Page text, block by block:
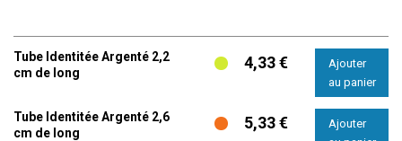
Tube Identitée Argenté 2,2
cm de long
4,33 €
Tube Identitée Argenté 2,6
cm de long
5,33 €